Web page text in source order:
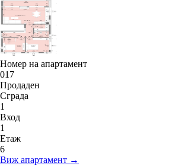
Номер на апартамент
017
Продаден
Сграда
1
Вход
1
Етаж
6
Виж апартамент →